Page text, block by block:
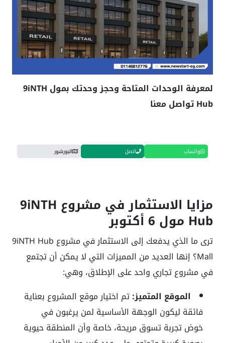
لمعرفة الوحدات المتاحة وحجز وحدتك بمول 9iNTH
Hub تواصل معنا
واتساب اتصل البورشور
مزايا الاستثمار في مشروع 9iNTH
Hub مول 6 أكتوبر
ترى ما الذي يدفعك إلى الاستثمار في مشروع 9iNTH Hub
Mall؟ إنها العديد من المميزات التي لا يمكن أن تجتمع
في مشروع تجاري واحد على الإطلاق، وهي:
الموقع المتميز:تم اختيار موقع المشروع بعناية
فائقة ليكون الوجهة الأساسية لمن يرغبون في
خوض تجربة تسوق مريحة، خاصة وأن المنطقة حيوية